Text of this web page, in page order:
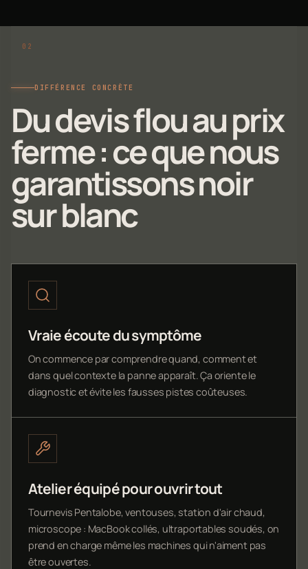
DIFFÉRENCE CONCRÈTE
Du devis flou au prix
ferme : ce que nous
garantissons noir
sur blanc
Vraie écoute du symptôme
On commence par comprendre quand, comment et
dans quel contexte la panne apparaît. Ça oriente le
diagnostic et évite les fausses pistes coûteuses.
Atelier équipé pour ouvrir tout
Tournevis Pentalobe, ventouses, station d'air chaud,
microscope : MacBook collés, ultraportables soudés, on
prend en charge même les machines qui n'aiment pas
être ouvertes.